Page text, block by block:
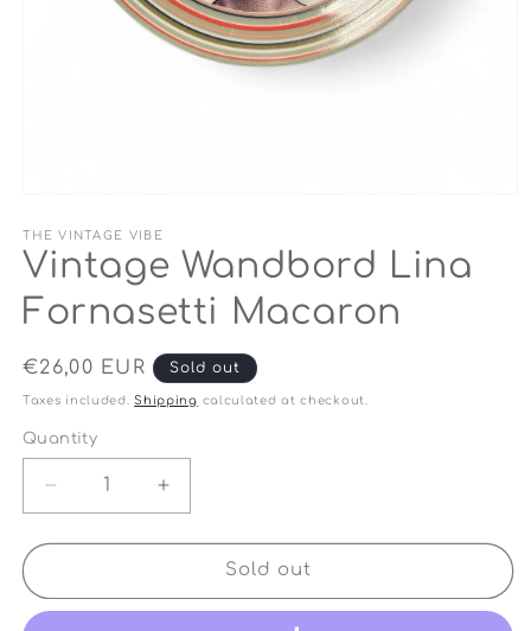
1
in
modal
THE VINTAGE VIBE
Vintage Wandbord Lina
Fornasetti Macaron
Regular
price
€26,00 EUR Sold out
Taxes included.Shipping calculated at checkout.
Quantity
Quantity
Decrease
quantity
for
Wandbord
Increase
quantity
for
Vintage
Wandbord
Sold out